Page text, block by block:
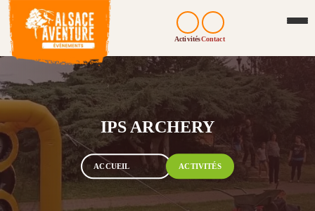
ActivitésContact
IPS ARCHERY
ACCUEIL ACTIVITÉS